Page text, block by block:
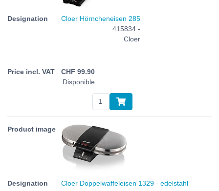
Cloer Hörncheneisen 285
415834 -
Cloer
CHF 99.90
Disponible
Cloer Doppelwaffeleisen 1329 - edelstahl